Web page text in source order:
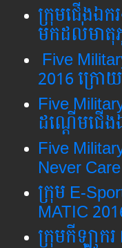
ក្រុម​ជើង​ឯក
មក​ដល់​មាតុ
Five
2016 ក្រោយ​
Five
ដណ្តើម​ជើ
Five
Never Care
ក្រុម E-
MATIC
ក្រុម​កីឡាករ